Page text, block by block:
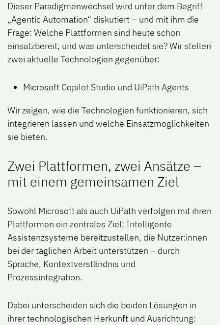
Dieser Paradigmenwechsel wird unter dem Begriff
„Agentic Automation“ diskutiert – und mit ihm die
Frage: Welche Plattformen sind heute schon
einsatzbereit, und was unterscheidet sie? Wir stellen
zwei aktuelle Technologien gegenüber:
Microsoft Copilot Studio und UiPath Agents
Wir zeigen, wie die Technologien funktionieren, sich
integrieren lassen und welche Einsatzmöglichkeiten
sie bieten.
Zwei Plattformen, zwei Ansätze –
mit einem gemeinsamen Ziel
Sowohl Microsoft als auch UiPath verfolgen mit ihren
Plattformen ein zentrales Ziel: Intelligente
Assistenzsysteme bereitzustellen, die Nutzer:innen
bei der täglichen Arbeit unterstützen – durch
Sprache, Kontextverständnis und
Prozessintegration.
Dabei unterscheiden sich die beiden Lösungen in
ihrer technologischen Herkunft und Ausrichtung: